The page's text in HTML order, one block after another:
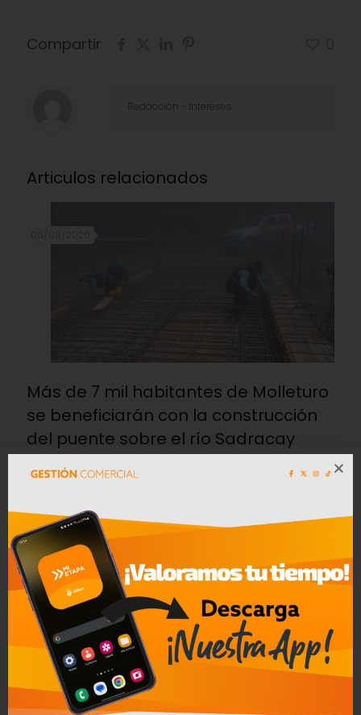
Compartir
Redacciòn - Intereses
Articulos relacionados
Más de 7 mil habitantes de Molleturo
se beneficiarán con la construcción
del puente sobre el río Sadracay
04/08/2026